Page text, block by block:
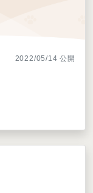
2022/05/14 公開